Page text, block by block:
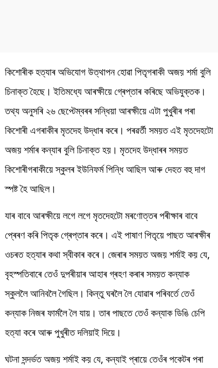
কিশোৰীক হত্যাৰ অভিযোগ উত্থাপন হোৱা পিতৃগৰাকী অজয় শৰ্মা বুলি
চিনাক্ত হৈছে। ইতিমধ্যে আৰক্ষীয়ে গ্ৰেপ্তাৰ কৰিছে অভিযুক্তক।
তথ্য অনুসৰি ২৬ ছেপ্টেম্বৰৰ সন্ধিয়া আৰক্ষীয়ে এটা পুখুৰীৰ পৰা
কিশোৰী এগৰাকীৰ মৃতদেহ উদ্ধাৰ কৰে। পৰৱৰ্তী সময়ত এই মৃতদেহটো
অজয় শৰ্মাৰ কন্যাৰ বুলি চিনাক্ত হয়। মৃতদেহ উদ্ধাৰৰ সময়ত
কিশোৰীগৰাকীয়ে স্কুলৰ ইউনিফৰ্ম পিন্ধি আছিল আৰু দেহত বহু দাগ
স্পষ্ট হৈ আছিল।
যাৰ বাবে আৰক্ষীয়ে লগে লগে মৃতদেহটো মৰণোত্তৰ পৰীক্ষাৰ বাবে
প্ৰেৰণ কৰি পিতৃক গ্ৰেপ্তাৰ কৰে। এই পাষাণ পিতৃয়ে পাছত আৰক্ষীৰ
ওচৰত হত্যাৰ কথা স্বীকাৰ কৰে। জেৰাৰ সময়ত অজয় শৰ্মাই কয় যে,
বৃহস্পতিবাৰে তেওঁ দুপৰীয়াৰ আহাৰ গ্ৰহণ কৰাৰ সময়ত কন্যাক
স্কুললৈ আনিবলৈ গৈছিল। কিন্তু ঘৰলৈ লৈ যোৱাৰ পৰিবৰ্তে তেওঁ
কন্যাক নিজৰ ফাৰ্মলৈ লৈ যায়। তাৰ পাছতে তেওঁ কন্যাক ডিঙি চেপি
হত্যা কৰে আৰু পুখুৰীত দলিয়াই দিয়ে।
ঘটনা সন্দৰ্ভত অজয় শৰ্মাই কয় যে, কন্যাই প্ৰায়ে তেওঁৰ পকেটৰ পৰা